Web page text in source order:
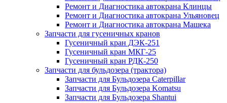
Ремонт и Диагностика автокрана Клинцы
Ремонт и Диагностика автокрана Ульяновец
Ремонт и Диагностика автокрана Машека
Запчасти для гусеничных кранов
Гусеничный кран ДЭК-251
Гусеничный кран МКГ-25
Гусеничный кран РДК-250
Запчасти для бульдозера (трактора)
Запчасти для Бульдозера Caterpillar
Запчасти для Бульдозера Komatsu
Запчасти для Бульдозера Shantui